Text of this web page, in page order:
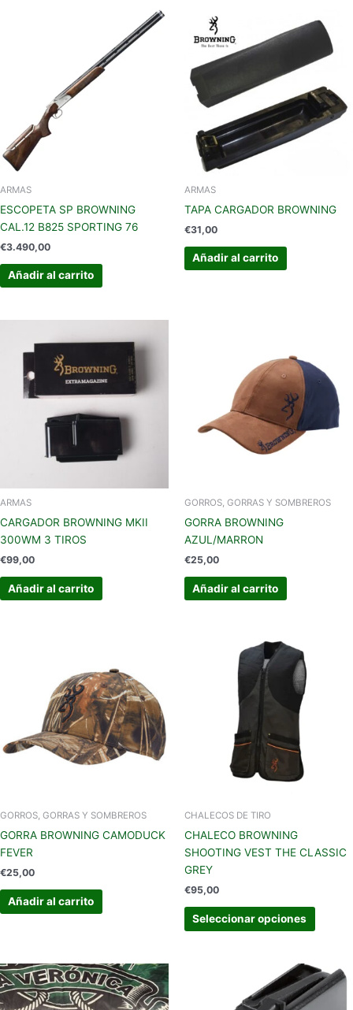
ARMAS
ESCOPETA SP BROWNING
CAL.12 B825 SPORTING 76
€3.490,00
Añadir al carrito
ARMAS
TAPA CARGADOR BROWNING
€31,00
Añadir al carrito
ARMAS
CARGADOR BROWNING MKII
300WM 3 TIROS
€99,00
Añadir al carrito
GORROS, GORRAS Y SOMBREROS
GORRA BROWNING
AZUL/MARRON
€25,00
Añadir al carrito
GORROS, GORRAS Y SOMBREROS
GORRA BROWNING CAMODUCK
FEVER
€25,00
Añadir al carrito
CHALECOS DE TIRO
CHALECO BROWNING
SHOOTING VEST THE CLASSIC
GREY
€95,00
Seleccionar opciones
página